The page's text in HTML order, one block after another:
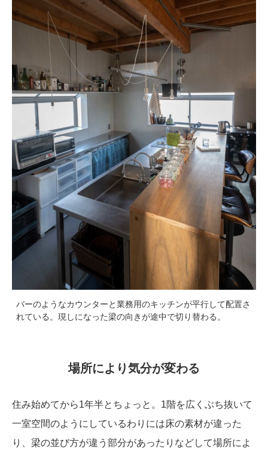
バーのようなカウンターと業務用のキッチンが平行して配置さ
れている。現しになった梁の向きが途中で切り替わる。
場所により気分が変わる
住み始めてから1年半とちょっと。1階を広くぶち抜いて
一室空間のようにしているわりには床の素材が違った
り、梁の並び方が違う部分があったりなどして場所によ